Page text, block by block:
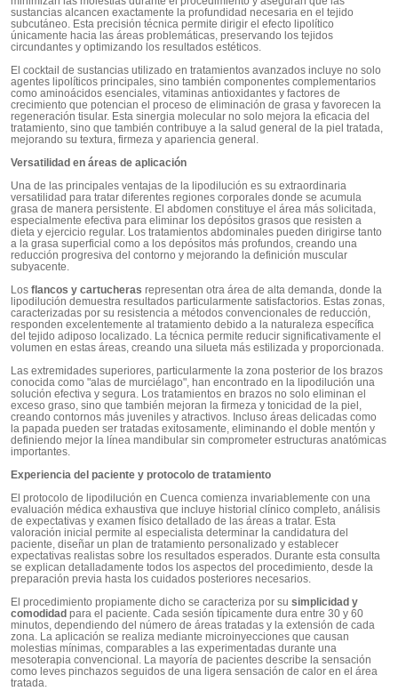
sustancias alcancen exactamente la profundidad necesaria en el tejido
subcutáneo. Esta precisión técnica permite dirigir el efecto lipolítico
únicamente hacia las áreas problemáticas, preservando los tejidos
circundantes y optimizando los resultados estéticos.
El cocktail de sustancias utilizado en tratamientos avanzados incluye no solo
agentes lipolíticos principales, sino también componentes complementarios
como aminoácidos esenciales, vitaminas antioxidantes y factores de
crecimiento que potencian el proceso de eliminación de grasa y favorecen la
regeneración tisular. Esta sinergia molecular no solo mejora la eficacia del
tratamiento, sino que también contribuye a la salud general de la piel tratada,
mejorando su textura, firmeza y apariencia general.
Versatilidad en áreas de aplicación
Una de las principales ventajas de la lipodilución es su extraordinaria
versatilidad para tratar diferentes regiones corporales donde se acumula
grasa de manera persistente. El abdomen constituye el área más solicitada,
especialmente efectiva para eliminar los depósitos grasos que resisten a
dieta y ejercicio regular. Los tratamientos abdominales pueden dirigirse tanto
a la grasa superficial como a los depósitos más profundos, creando una
reducción progresiva del contorno y mejorando la definición muscular
subyacente.
Los flancos y cartucheras representan otra área de alta demanda, donde la
lipodilución demuestra resultados particularmente satisfactorios. Estas zonas,
caracterizadas por su resistencia a métodos convencionales de reducción,
responden excelentemente al tratamiento debido a la naturaleza específica
del tejido adiposo localizado. La técnica permite reducir significativamente el
volumen en estas áreas, creando una silueta más estilizada y proporcionada.
Las extremidades superiores, particularmente la zona posterior de los brazos
conocida como "alas de murciélago", han encontrado en la lipodilución una
solución efectiva y segura. Los tratamientos en brazos no solo eliminan el
exceso graso, sino que también mejoran la firmeza y tonicidad de la piel,
creando contornos más juveniles y atractivos. Incluso áreas delicadas como
la papada pueden ser tratadas exitosamente, eliminando el doble mentón y
definiendo mejor la línea mandibular sin comprometer estructuras anatómicas
importantes.
Experiencia del paciente y protocolo de tratamiento
El protocolo de lipodilución en Cuenca comienza invariablemente con una
evaluación médica exhaustiva que incluye historial clínico completo, análisis
de expectativas y examen físico detallado de las áreas a tratar. Esta
valoración inicial permite al especialista determinar la candidatura del
paciente, diseñar un plan de tratamiento personalizado y establecer
expectativas realistas sobre los resultados esperados. Durante esta consulta
se explican detalladamente todos los aspectos del procedimiento, desde la
preparación previa hasta los cuidados posteriores necesarios.
El procedimiento propiamente dicho se caracteriza por su simplicidad y
comodidad para el paciente. Cada sesión típicamente dura entre 30 y 60
minutos, dependiendo del número de áreas tratadas y la extensión de cada
zona. La aplicación se realiza mediante microinyecciones que causan
molestias mínimas, comparables a las experimentadas durante una
mesoterapia convencional. La mayoría de pacientes describe la sensación
como leves pinchazos seguidos de una ligera sensación de calor en el área
tratada.